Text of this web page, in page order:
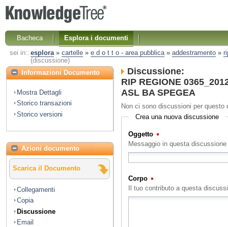
Bacheca
Esplora i documenti
sei in:: esplora» cartelle» e d o t t o - area pubblica» addestramento»
(discussione)
Informazioni Documento
Mostra Dettagli
Storico transazioni
Storico versioni
Azioni documento
Scarica il Documento
Collegamenti
Copia
Discussione
Email
Discussione:
RIP REGIONE
ASL BA SPEGEA
Non ci sono discussioni per questo
Crea una nuova discussione
Oggetto
Messaggio in questa discussione
Corpo
Il tuo contributo a questa